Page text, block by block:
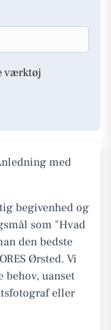
værktøj
med
begivenhed og
som "Hvad
den bedste
Ørsted. Vi
uanset
eller